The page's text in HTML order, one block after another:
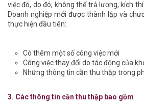
việc đó, do đó, không thể trả lương, kích
Doanh nghiệp mới được thành lập và
thực hiện đầu tiên:
Có thêm một số công việc mới
Công việc thay đổi do tác động của
Những thông tin cần thu thập trong
3. Các thông tin cần thu thập bao gồm